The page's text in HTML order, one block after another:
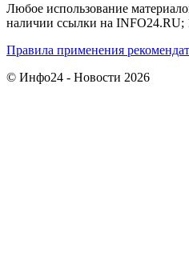
Любое использование
наличии ссылки на INFO24.RU;
Правила применения
© Инфо24 - Новости 2026